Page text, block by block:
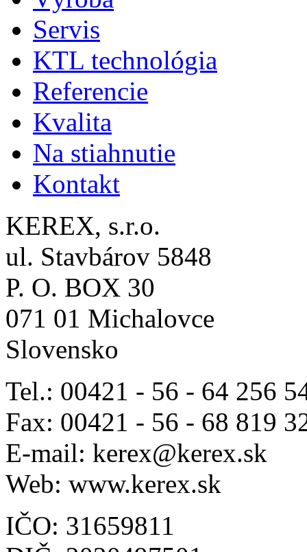
Servis
KTL technológia
Referencie
Kvalita
Na stiahnutie
Kontakt
KEREX, s.r.o.
ul. Stavbárov 5848
P. O. BOX 30
071 01 Michalovce
Slovensko
Tel.: 00421 - 56 - 64 256
Fax: 00421 - 56 - 68 819
E-mail: kerex@kerex.sk
Web: www.kerex.sk
IČO: 31659811